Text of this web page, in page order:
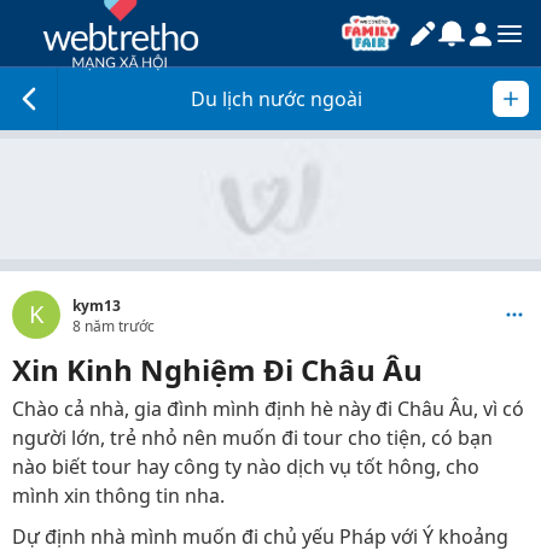
Du lịch nước ngoài
K
kym13
8 năm trước
Xin Kinh Nghiệm Đi Châu Âu
Chào cả nhà, gia đình mình định hè này đi Châu Âu, vì có
người lớn, trẻ nhỏ nên muốn đi tour cho tiện, có bạn
nào biết tour hay công ty nào dịch vụ tốt hông, cho
mình xin thông tin nha.
Dự định nhà mình muốn đi chủ yếu Pháp với Ý khoảng